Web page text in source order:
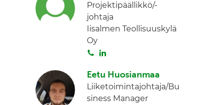
t
a
k
e
d
Projektipäällikkö/-
johtaja
Iisalmen Teollisuuskylä
Oy
S
i
t
a
n
k
e
Eetu Huosianmaa
Liiketoimintajohtaja/Bu
siness Manager